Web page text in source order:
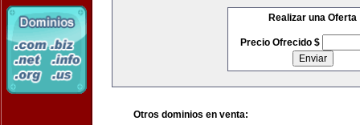
Realizar una Oferta
Precio Ofrecido $
Otros dominios en venta: